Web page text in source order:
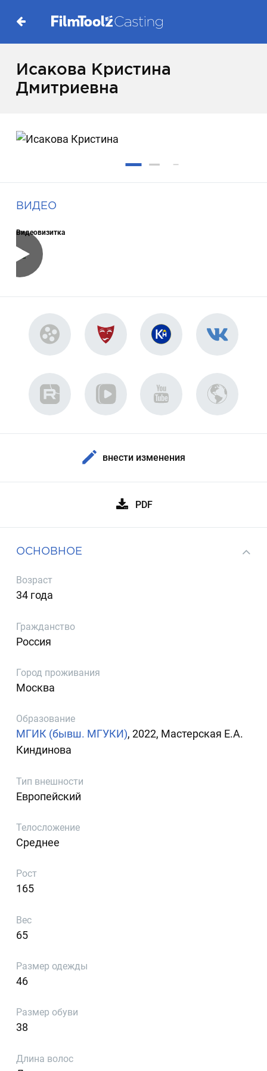
Исакова Кристина
Дмитриевна
ВИДЕО
Видеовизитка
внести изменения
PDF
ОСНОВНОЕ
Возраст
34 года
Гражданство
Россия
Город проживания
Москва
Образование
МГИК (бывш. МГУКИ), 2022, Мастерская Е.А.
Киндинова
Тип внешности
Европейский
Телосложение
Среднее
Рост
165
Вес
65
Размер одежды
46
Размер обуви
38
Длина волос